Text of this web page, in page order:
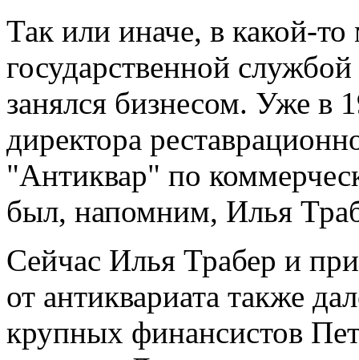
Так или иначе, в какой-
государственной
занялся бизнесом. Уже в
директора
"Антиквар" по
был, напомним, Илья
Сейчас Илья Трабер и
от антиквариата также
крупных финансистов